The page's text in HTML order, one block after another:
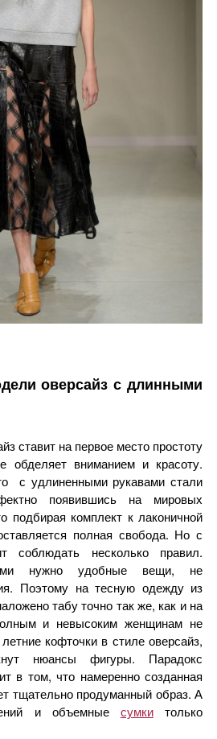
оверсайз с длинными
ставит на первое место простоту
обделяет вниманием и красоту.
с удлиненными рукавами стали
появившись на мировых
подбирая комплект к лаконичной
полная свобода. Но с
соблюдать несколько правил.
нужно удобные вещи, не
Поэтому на тесную одежду из
табу точно так же, как и на
и невысоким женщинам не
кофточки в стиле оверсайз,
нюансы фигуры. Парадокс
в том, что намеренно созданная
тщательно продуманный образ. А
и объемные сумкитолько